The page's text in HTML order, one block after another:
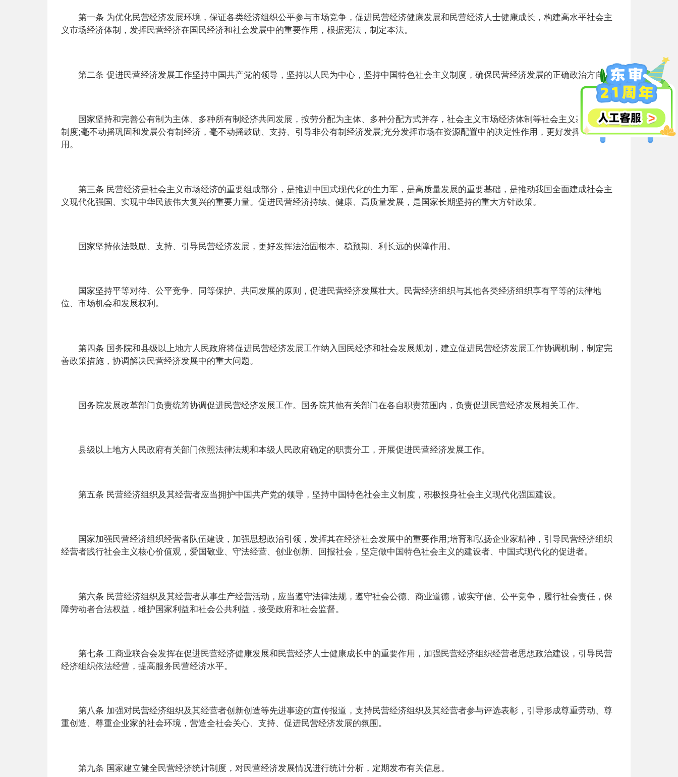
第一条 为优化民营经济发展环境，保证各类经济组织公平参与市场竞争，促进民营经济健康发展和民营经济人士健康成长，构建高水平社会主
义市场经济体制，发挥民营经济在国民经济和社会发展中的重要作用，根据宪法，制定本法。
第二条 促进民营经济发展工作坚持中国共产党的领导，坚持以人民为中心，坚持中国特色社会主义制度，确保民营经济发展的正确政治方向。
国家坚持和完善公有制为主体、多种所有制经济共同发展，按劳分配为主体、多种分配方式并存，社会主义市场经济体制等社会主义基本经济
制度;毫不动摇巩固和发展公有制经济，毫不动摇鼓励、支持、引导非公有制经济发展;充分发挥市场在资源配置中的决定性作用，更好发挥政府作
用。
第三条 民营经济是社会主义市场经济的重要组成部分，是推进中国式现代化的生力军，是高质量发展的重要基础，是推动我国全面建成社会主
义现代化强国、实现中华民族伟大复兴的重要力量。促进民营经济持续、健康、高质量发展，是国家长期坚持的重大方针政策。
国家坚持依法鼓励、支持、引导民营经济发展，更好发挥法治固根本、稳预期、利长远的保障作用。
国家坚持平等对待、公平竞争、同等保护、共同发展的原则，促进民营经济发展壮大。民营经济组织与其他各类经济组织享有平等的法律地
位、市场机会和发展权利。
第四条 国务院和县级以上地方人民政府将促进民营经济发展工作纳入国民经济和社会发展规划，建立促进民营经济发展工作协调机制，制定完
善政策措施，协调解决民营经济发展中的重大问题。
国务院发展改革部门负责统筹协调促进民营经济发展工作。国务院其他有关部门在各自职责范围内，负责促进民营经济发展相关工作。
县级以上地方人民政府有关部门依照法律法规和本级人民政府确定的职责分工，开展促进民营经济发展工作。
第五条 民营经济组织及其经营者应当拥护中国共产党的领导，坚持中国特色社会主义制度，积极投身社会主义现代化强国建设。
国家加强民营经济组织经营者队伍建设，加强思想政治引领，发挥其在经济社会发展中的重要作用;培育和弘扬企业家精神，引导民营经济组织
经营者践行社会主义核心价值观，爱国敬业、守法经营、创业创新、回报社会，坚定做中国特色社会主义的建设者、中国式现代化的促进者。
第六条 民营经济组织及其经营者从事生产经营活动，应当遵守法律法规，遵守社会公德、商业道德，诚实守信、公平竞争，履行社会责任，保
障劳动者合法权益，维护国家利益和社会公共利益，接受政府和社会监督。
第七条 工商业联合会发挥在促进民营经济健康发展和民营经济人士健康成长中的重要作用，加强民营经济组织经营者思想政治建设，引导民营
经济组织依法经营，提高服务民营经济水平。
第八条 加强对民营经济组织及其经营者创新创造等先进事迹的宣传报道，支持民营经济组织及其经营者参与评选表彰，引导形成尊重劳动、尊
重创造、尊重企业家的社会环境，营造全社会关心、支持、促进民营经济发展的氛围。
第九条 国家建立健全民营经济统计制度，对民营经济发展情况进行统计分析，定期发布有关信息。